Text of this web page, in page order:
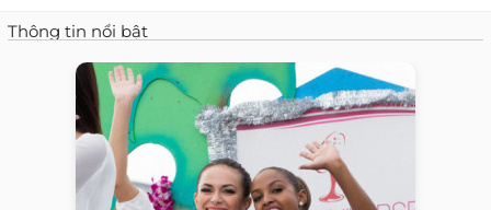
Thông tin nổi bật